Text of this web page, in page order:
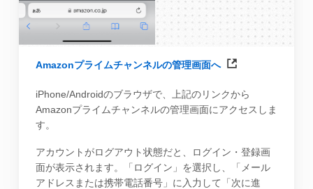
Amazonプライムチャンネルの管理画面へ
iPhone/Androidのブラウザで、上記のリンクから
Amazonプライムチャンネルの管理画面にアクセスしま
す。
アカウントがログアウト状態だと、ログイン・登録画
面が表示されます。「ログイン」を選択し、「メール
アドレスまたは携帯電話番号」に入力して「次に進